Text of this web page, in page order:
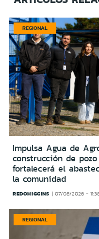
REGIONAL
Impulsa Agua de
construcción de
fortalecerá el
la comunidad
REDOHIGGINS 07/08/2026 -
REGIONAL